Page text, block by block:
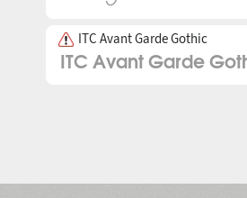
ITC Avant Garde Gothic